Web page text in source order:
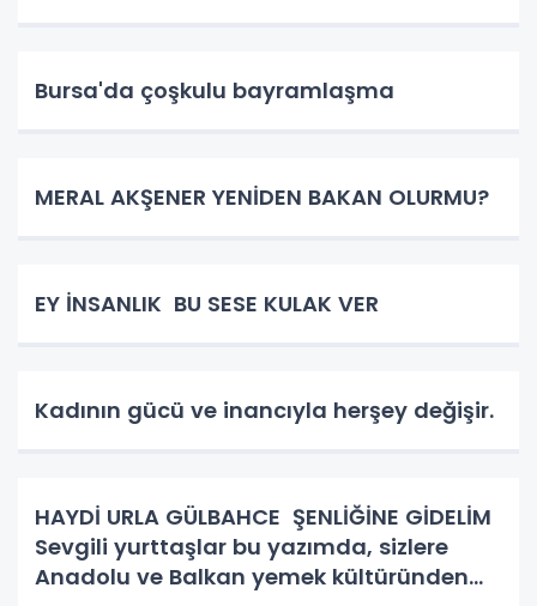
Bursa'da çoşkulu bayramlaşma
MERAL AKŞENER YENİDEN BAKAN OLURMU?
EY İNSANLIK BU SESE KULAK VER
Kadının gücü ve inancıyla herşey değişir.
HAYDİ URLA GÜLBAHCE ŞENLİĞİNE GİDELİM
Sevgili yurttaşlar bu yazımda, sizlere
Anadolu ve Balkan yemek kültüründen